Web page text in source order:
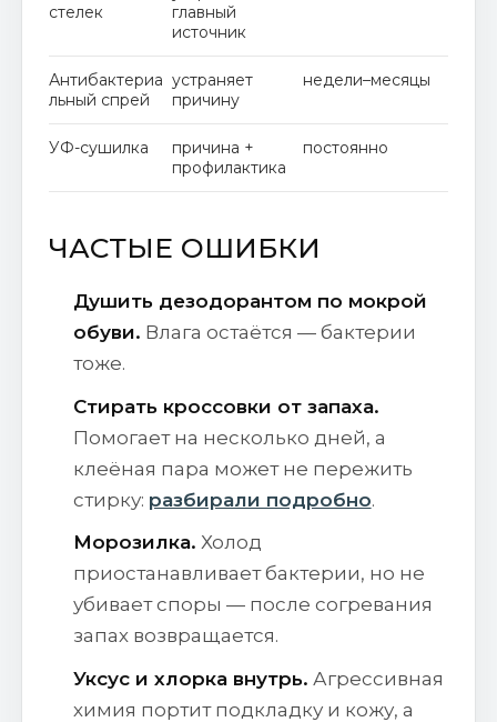
стелек
главный
источник
Антибактериа
льный спрей
устраняет
причину
недели–месяцы
УФ-сушилка
причина +
профилактика
постоянно
ЧАСТЫЕ ОШИБКИ
Душить дезодорантом по мокрой
обуви. Влага остаётся — бактерии
тоже.
Стирать кроссовки от запаха.
Помогает на несколько дней, а
клеёная пара может не пережить
стирку: разбирали подробно.
Морозилка. Холод
приостанавливает бактерии, но не
убивает споры — после согревания
запах возвращается.
Уксус и хлорка внутрь. Агрессивная
химия портит подкладку и кожу, а